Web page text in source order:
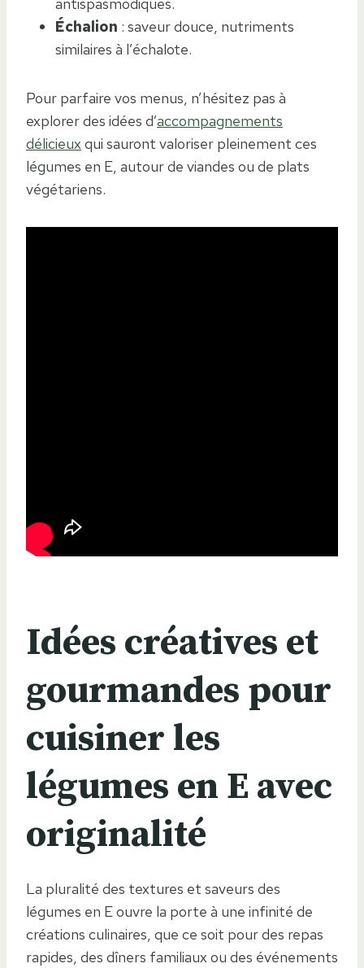
antispasmodiques.
Échalion : saveur douce, nutriments
similaires à l’échalote.
Pour parfaire vos menus, n’hésitez pas à
explorer des idées d’accompagnements
délicieuxqui sauront valoriser pleinement ces
légumes en E, autour de viandes ou de plats
végétariens.
Idées créatives et
gourmandes pour
cuisiner les
légumes en E avec
originalité
La pluralité des textures et saveurs des
légumes en E ouvre la porte à une infinité de
créations culinaires, que ce soit pour des repas
rapides, des dîners familiaux ou des événements